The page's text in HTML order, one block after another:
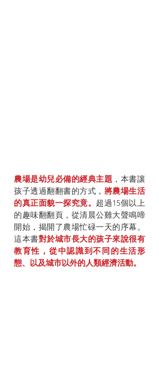
農場是幼兒必備的經典主題 ，本書讓
孩子透過翻翻書的方式， 將農場生活
的真正面貌一探究竟。 超過15個以上
的趣味翻翻頁，從清晨公雞大聲鳴啼
開始，揭開了農場忙碌一天的序幕。
這本書對於城市長大的孩子來說很有
教育性，從中認識到不同的生活形
態、以及城市以外的人類經濟活動。